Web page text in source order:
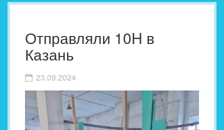
Отправляли 10H в
Казань
23.09.2024